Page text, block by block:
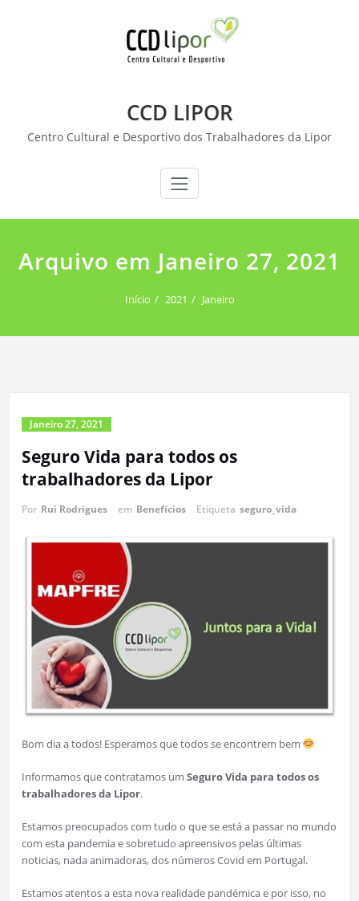
CCD LIPOR
Centro Cultural e Desportivo dos Trabalhadores da Lipor
Arquivo em Janeiro 27, 2021
Início 2021 Janeiro
Janeiro 27, 2021
Seguro Vida para todos os
trabalhadores da Lipor
Por Rui Rodrigues em Benefícios Etiqueta seguro_vida
Bom dia a todos! Esperamos que todos se encontrem bem
Informamos que contratamos um Seguro Vida para todos os
trabalhadores da Lipor.
Estamos preocupados com tudo o que se está a passar no mundo
com esta pandemia e sobretudo apreensivos pelas últimas
noticias, nada animadoras, dos números Covid em Portugal.
Estamos atentos a esta nova realidade pandémica e por isso, no